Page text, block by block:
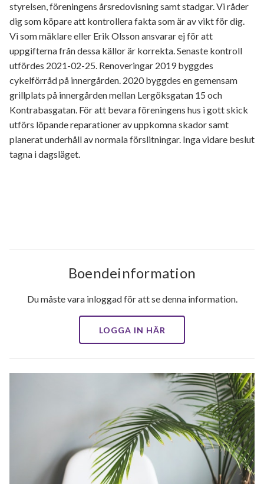
styrelsen, föreningens årsredovisning samt stadgar. Vi råder
dig som köpare att kontrollera fakta som är av vikt för dig.
Vi som mäklare eller Erik Olsson ansvarar ej för att
uppgifterna från dessa källor är korrekta. Senaste kontroll
utfördes 2021-02-25. Renoveringar 2019 byggdes
cykelförråd på innergården. 2020 byggdes en gemensam
grillplats på innergården mellan Lergöksgatan 15 och
Kontrabasgatan. För att bevara föreningens hus i gott skick
utförs löpande reparationer av uppkomna skador samt
planerat underhåll av normala förslitningar. Inga vidare beslut
tagna i dagsläget.
Boendeinformation
Du måste vara inloggad för att se denna information.
LOGGA IN HÄR